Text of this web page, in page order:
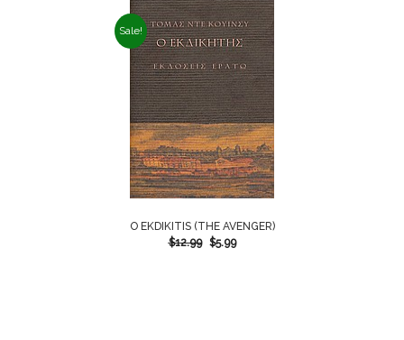
Sale!
O EKDIKITIS (THE AVENGER)
$12.99 $5.99